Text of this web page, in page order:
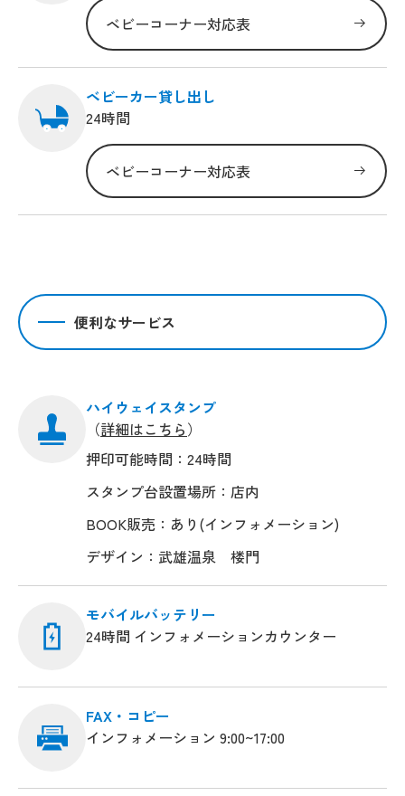
ベビーコーナー対応表
ベビーカー貸し出し
24時間
ベビーコーナー対応表
便利なサービス
ハイウェイスタンプ
（詳細はこちら）
押印可能時間：24時間
スタンプ台設置場所：店内
BOOK販売：あり(インフォメーション)
デザイン：武雄温泉 楼門
モバイルバッテリー
24時間 インフォメーションカウンター
FAX・コピー
インフォメーション 9:00~17:00